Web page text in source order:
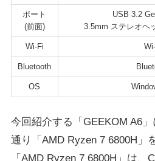
ポート
(前面)
USB 3.2
3.5mm ステレオヘ
Wi-Fi
Bluetooth
OS
今回紹介する「GEEKOM A6
通り「AMD Ryzen 7 6800H」
「AMD Ryzen 7 6800H」は、